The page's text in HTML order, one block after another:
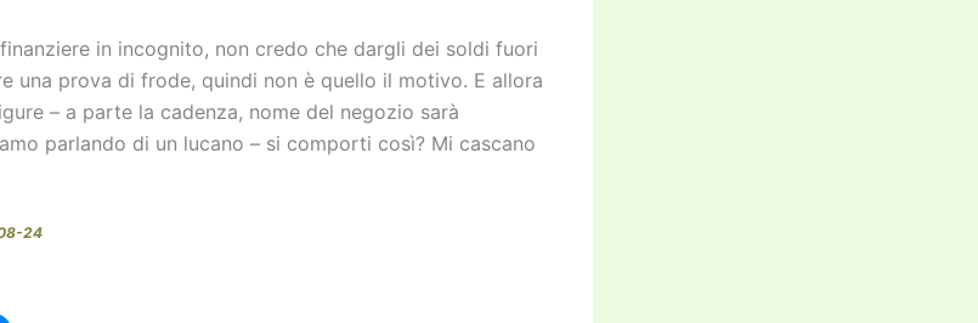
in incognito, non credo che dargli dei soldi fuori
una prova di frode, quindi non è quello il motivo. E allora
– a parte la cadenza, nome del negozio sarà
parlando di un lucano – si comporti così? Mi cascano
24